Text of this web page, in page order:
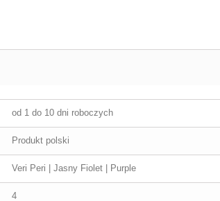
od 1 do 10 dni roboczych
Produkt polski
Veri Peri | Jasny Fiolet | Purple
4